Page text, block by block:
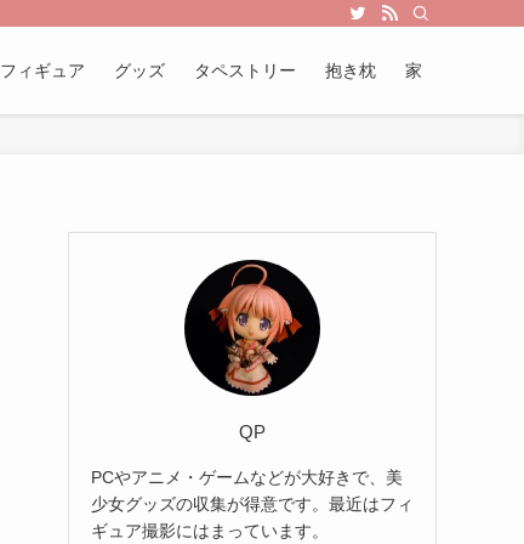
フィギュア グッズ タペストリー 抱き枕 家
QP
PCやアニメ・ゲームなどが大好きで、美
少女グッズの収集が得意です。最近はフィ
ギュア撮影にはまっています。